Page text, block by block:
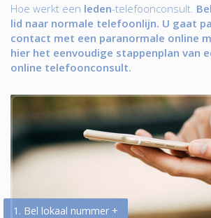
Hoe werkt een leden-telefoonconsult.
lid naar normale telefoonlijn. U gaat
contact met een paranormale online
hier het eenvoudige stappenplan van
online telefoonconsult.
1. Bel lokaal nummer +